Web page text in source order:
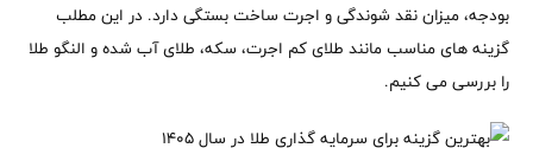
بودجه، میزان نقد شوندگی و اجرت ساخت بستگی دارد. در این مطلب
گزینه های مناسب مانند طلای کم اجرت، سکه، طلای آب شده و النگو طلا
را بررسی می کنیم.